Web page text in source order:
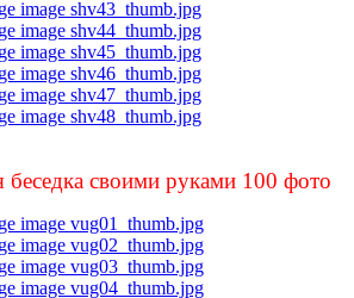
беседка своими руками 100 фото